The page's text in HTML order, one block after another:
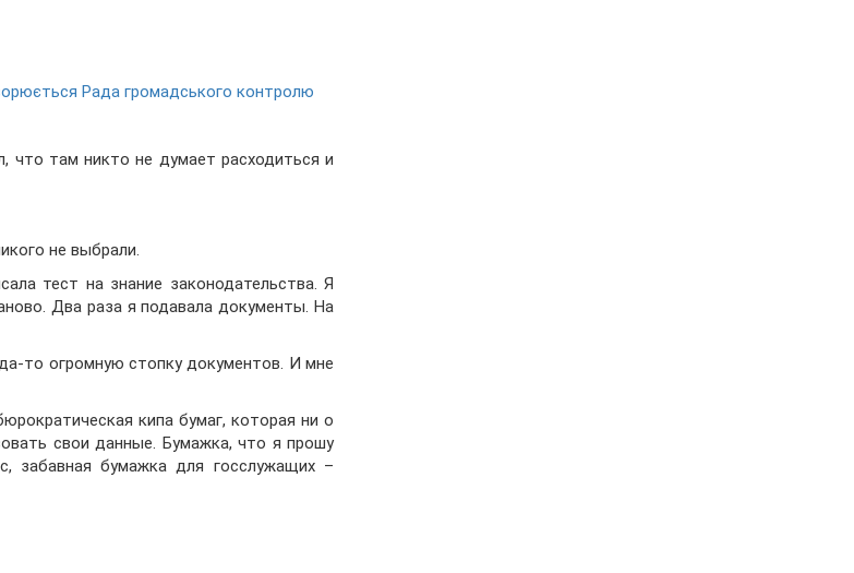
Рада громадського контролю
что там никто не думает расходиться и
не выбрали.
тест на знание законодательства. Я
Два раза я подавала документы. На
то огромную стопку документов. И мне
кипа бумаг, которая ни о
свои данные. Бумажка, что я прошу
забавная бумажка для госслужащих –